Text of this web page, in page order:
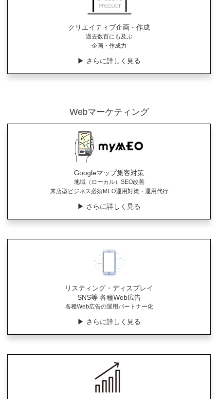
クリエイティブ企画・作成
過去数百にも及ぶ
企画・作成力
▶︎ さらに詳しく見る
Webマーケティング
Googleマップ集客対策
地域（ローカル）SEO改善
来店型ビジネス必須MEO運用対策・運用代行
▶︎ さらに詳しく見る
リスティング・ディスプレイ
SNS等 各種Web広告
各種Web広告の運用パートナー化
▶︎ さらに詳しく見る